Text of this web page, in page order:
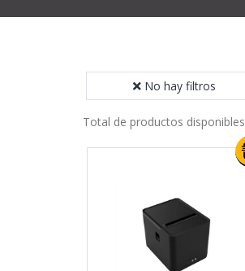
No hay filtros
Total de productos disponibles